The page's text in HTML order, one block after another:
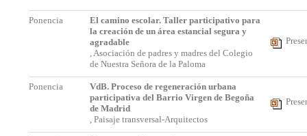
Ponencia
El camino escolar. Taller participativo para
la creación de un área estancial segura y
agradable
, Asociación de padres y madres del Colegio
de Nuestra Señora de la Paloma
Ponencia
VdB. Proceso de regeneración urbana
participativa del Barrio Virgen de Begoña
de Madrid
, Paisaje transversal-Arquitectos